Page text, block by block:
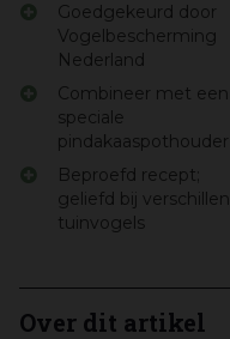
Goedgekeurd door
Vogelbescherming
Nederland
Combineer met een
speciale
pindakaaspothouder
Beproefd recept;
geliefd bij
tuinvogels
Over dit artikel